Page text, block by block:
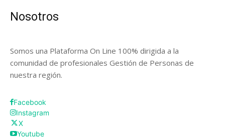
Nosotros
Somos una Plataforma On Line 100% dirigida a la
comunidad de profesionales Gestión de Personas de
nuestra región.
Facebook
Instagram
X
Youtube